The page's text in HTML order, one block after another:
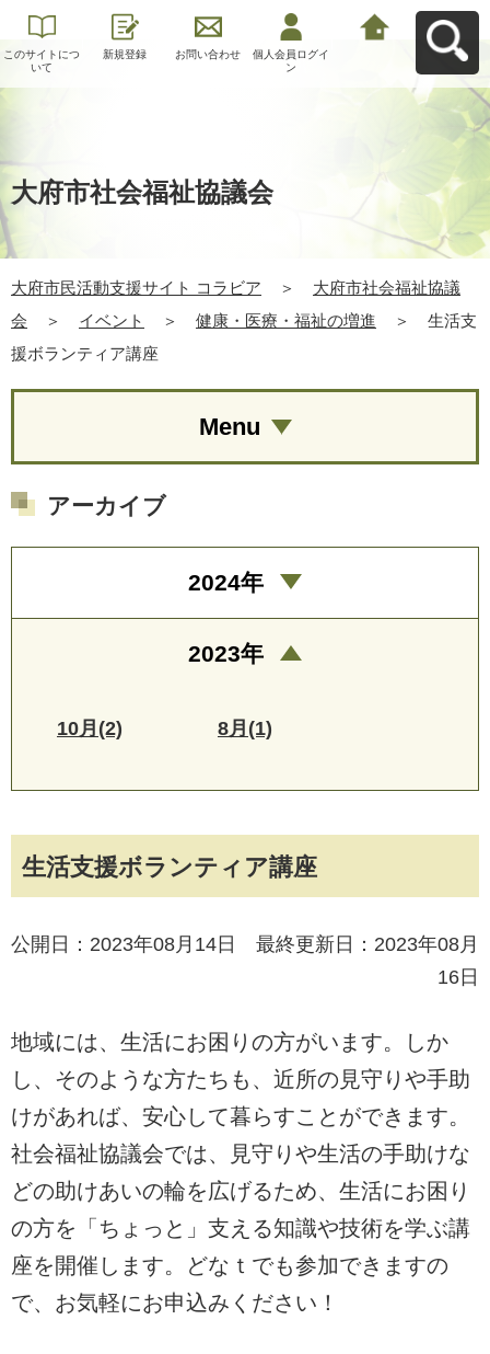
このサイトにつ
いて
新規登録 お問い合わせ
個人会員ログイ
ン
大府市社会福祉協議会
大府市民活動支援サイト コラビア ＞
大府市社会福祉協議
会
＞ イベント ＞ 健康・医療・福祉の増進 ＞
生活支
援ボランティア講座
生活支援ボランティア講座
公開日：2023年08月14日 最終更新日：2023年08月
16日
地域には、生活にお困りの方がいます。しか
し、そのような方たちも、近所の見守りや手助
けがあれば、安心して暮らすことができます。
社会福祉協議会では、見守りや生活の手助けな
どの助けあいの輪を広げるため、生活にお困り
の方を「ちょっと」支える知識や技術を学ぶ講
座を開催します。どなｔでも参加できますの
で、お気軽にお申込みください！
Menu
アーカイブ
2024年
2023年
10月(2) 8月(1)